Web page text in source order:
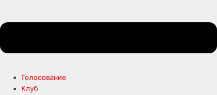
Голосование
Клуб